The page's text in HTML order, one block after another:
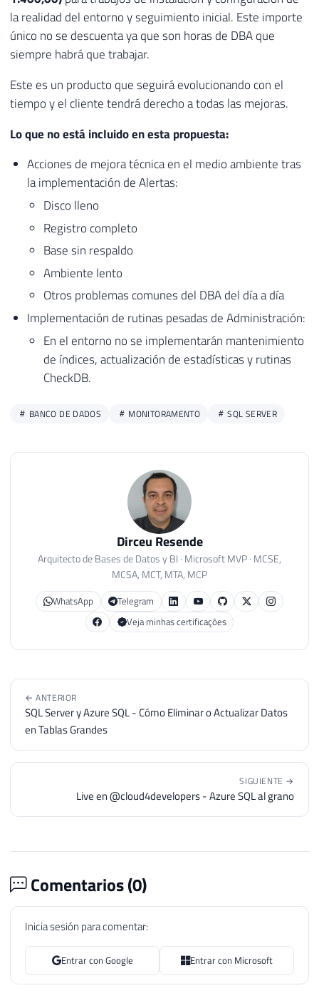
la realidad del entorno y seguimiento inicial. Este importe
único no se descuenta ya que son horas de DBA que
siempre habrá que trabajar.
Este es un producto que seguirá evolucionando con el
tiempo y el cliente tendrá derecho a todas las mejoras.
Lo que no está incluido en esta propuesta:
Acciones de mejora técnica en el medio ambiente tras
la implementación de Alertas:
Disco lleno
Registro completo
Base sin respaldo
Ambiente lento
Otros problemas comunes del DBA del día a día
Implementación de rutinas pesadas de Administración:
En el entorno no se implementarán mantenimiento
de índices, actualización de estadísticas y rutinas
CheckDB.
BANCO DE DADOS MONITORAMENTO SQL SERVER
Dirceu Resende
Arquitecto de Bases de Datos y BI · Microsoft MVP · MCSE,
MCSA, MCT, MTA, MCP
WhatsApp
Telegram
Veja minhas certificações
← ANTERIOR
SQL Server y Azure SQL - Cómo Eliminar o Actualizar Datos
en Tablas Grandes
SIGUIENTE →
Live en @cloud4developers - Azure SQL al grano
Comentarios (0)
Inicia sesión para comentar:
Entrar con Google Entrar con Microsoft